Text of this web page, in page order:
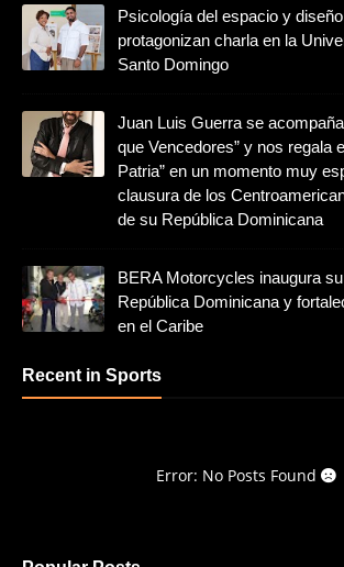
Psicología del espacio y
protagonizan charla en la
Santo Domingo
Juan Luis Guerra se
que Vencedores” y nos regala
Patria” en un momento muy
clausura de los
de su República Dominicana
BERA Motorcycles inaugura
República Dominicana y
en el Caribe
Recent in Sports
Error: No Posts Found